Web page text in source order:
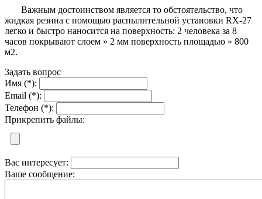
Важным достоинством является то обстоятельство, что
жидкая резина с помощью распылительной установки RX-27
легко и быстро наносится на поверхность: 2 человека за 8
часов покрывают слоем » 2 мм поверхность площадью » 800
м2.
Задать вопрос
Имя (*):
Email (*):
Телефон (*):
Прикрепить файлы:
Вас интересует:
Ваше сообщение: